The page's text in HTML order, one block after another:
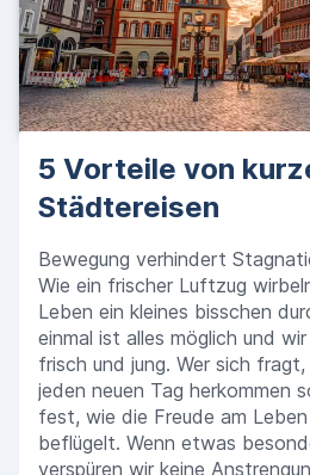
5 Vorteile von
Städtereisen
Bewegung verhindert
Wie ein frischer Luftzug
Leben ein kleines bisschen
einmal ist alles möglich und
frisch und jung. Wer sich
jeden neuen Tag herkommen
fest, wie die Freude am
beflügelt. Wenn etwas
verspüren wir keine